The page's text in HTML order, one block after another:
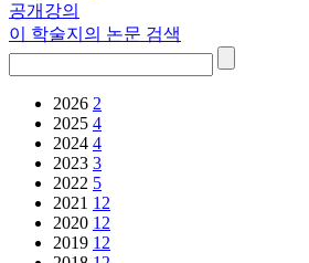
공개강의
이 학술지의 논문 검색
2026 2
2025 4
2024 4
2023 3
2022 5
2021 12
2020 12
2019 12